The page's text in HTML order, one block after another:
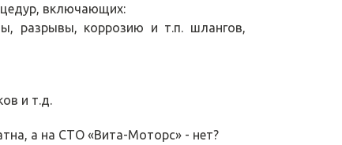
включающих:
разрывы, коррозию и т.п. шлангов,
и т.д.
а на СТО «Вита-Моторс» - нет?